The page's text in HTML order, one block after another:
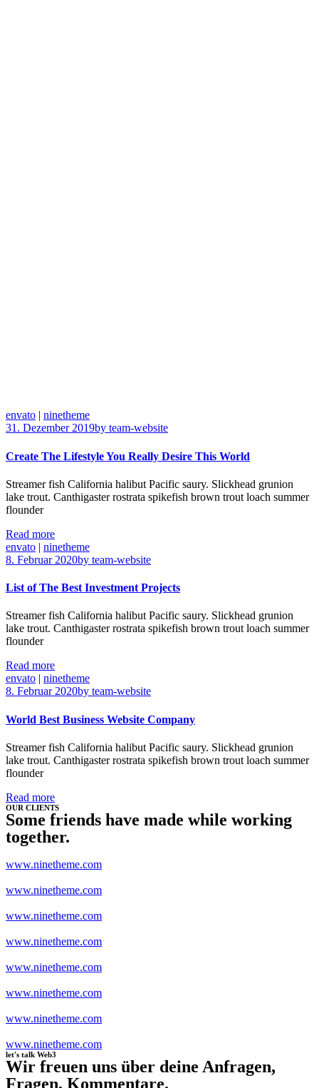
envato | ninetheme
31. Dezember 2019by team-website
Create The Lifestyle You Really Desire This World
Streamer fish California halibut Pacific saury. Slickhead grunion
lake trout. Canthigaster rostrata spikefish brown trout loach summer
flounder
Read more
envato | ninetheme
8. Februar 2020by team-website
List of The Best Investment Projects
Streamer fish California halibut Pacific saury. Slickhead grunion
lake trout. Canthigaster rostrata spikefish brown trout loach summer
flounder
Read more
envato | ninetheme
8. Februar 2020by team-website
World Best Business Website Company
Streamer fish California halibut Pacific saury. Slickhead grunion
lake trout. Canthigaster rostrata spikefish brown trout loach summer
flounder
Read more
OUR CLIENTS
Some friends have made while working
together.
www.ninetheme.com
www.ninetheme.com
www.ninetheme.com
www.ninetheme.com
www.ninetheme.com
www.ninetheme.com
www.ninetheme.com
www.ninetheme.com
let's talk Web3
Wir freuen uns über deine Anfragen,
Fragen, Kommentare.